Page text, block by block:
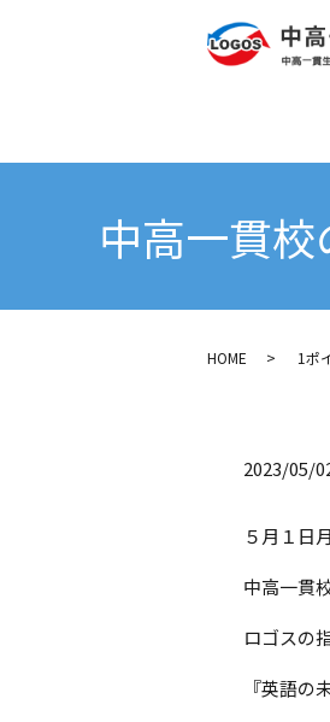
中高一貫
HOME 1ポ
2023/05/
５月１日
中高一貫
ロゴスの
『英語の